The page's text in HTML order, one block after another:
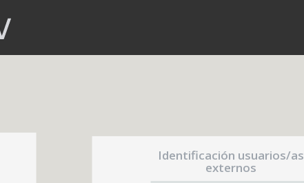
Identificación usuarios/as
externos